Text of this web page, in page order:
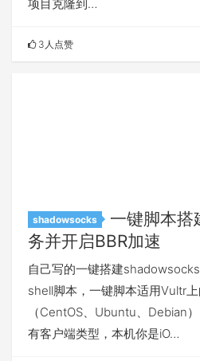
项目克隆到…
3人点赞
shadowsocks
一键脚本搭
务并开启BBR加速
自己写的一键搭建
shell脚本，一键脚本适用Vultr
（CentOS、Ubuntu、Debian
有客户端类型，本机你是iO…